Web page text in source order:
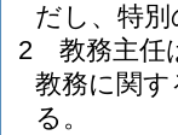
だし、特
2
教務主任
教務に関
る。